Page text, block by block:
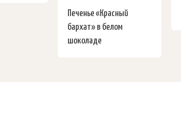
Печенье «Красный
бархат» в белом
шоколаде